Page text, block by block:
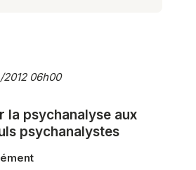
06h00
la psychanalyse aux
psychanalystes